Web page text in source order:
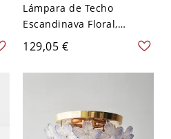
Lámpara de Techo
Escandinava Floral,
Pantalla Geométrica
Artística para Dormitorio -
Azul 110 A 120 V 53,34 cm
129,05 €